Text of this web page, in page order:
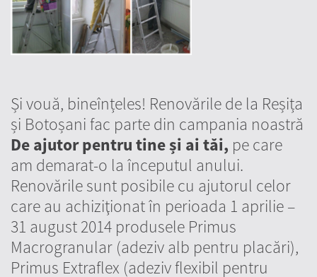
Și vouă, bineînțeles! Renovările de la Reșița
și Botoșani fac parte din campania noastră
De ajutor pentru tine și ai tăi, pe care
am demarat-o la începutul anului.
Renovările sunt posibile cu ajutorul celor
care au achiziţionat în perioada 1 aprilie –
31 august 2014 produsele Primus
Macrogranular (adeziv alb pentru placări),
Primus Extraflex (adeziv flexibil pentru